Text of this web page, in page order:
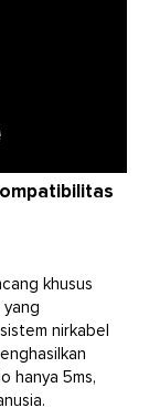
khusus
nirkabel
hanya 5ms,